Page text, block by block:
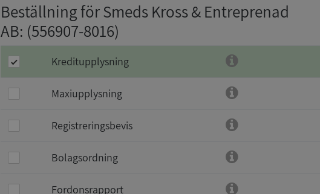
Beställning för Smeds Kross & Entreprenad
AB: (556907-8016)
Kreditupplysning
Maxiupplysning
Registreringsbevis
Bolagsordning
Fordonsrapport